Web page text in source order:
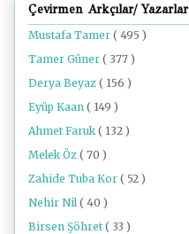
Çevirmen Arkçılar/ Yazarlar
Mustafa Tamer ( 495 )
Tamer Güner ( 377 )
Derya Beyaz ( 156 )
Eyüp Kaan ( 149 )
Ahmet Faruk ( 132 )
Melek Öz ( 70 )
Zahide Tuba Kor ( 52 )
Nehir Nil ( 40 )
Birsen Şöhret ( 33 )